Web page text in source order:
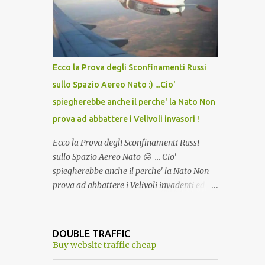
lo scopo della temperatura? Qualcuno a suo
tempo ribattezzo' il Vaccino come: l' Amaro
del Capo, era "spettacolare Ghiacciato, ma
andava bene anche, a Temperatura
Ambiente"! Riproponiamo l'articolo per NON
Ecco la Prova degli Sconfinamenti Russi
sullo Spazio Aereo Nato :) ...Cio'
spiegherebbe anche il perche' la Nato Non
prova ad abbattere i Velivoli invasori !
Ecco la Prova degli Sconfinamenti Russi
sullo Spazio Aereo Nato 😛 ... Cio'
spiegherebbe anche il perche' la Nato Non
prova ad abbattere i Velivoli invadenti ed
alcuna notizia di un'invasione dello spazio
aereo NATO da parte di un robot chiamato
DOUBLE TRAFFIC
Buy website traffic cheap